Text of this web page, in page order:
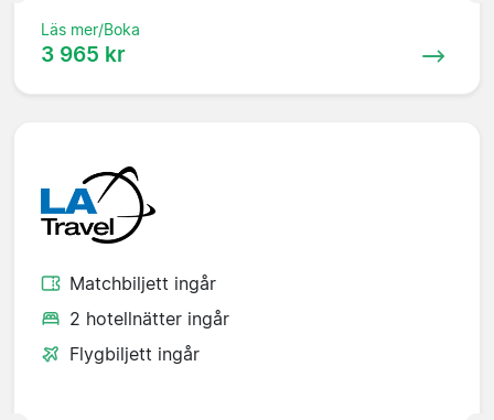
Läs mer/Boka
3 965 kr
Matchbiljett ingår
2 hotellnätter ingår
Flygbiljett ingår